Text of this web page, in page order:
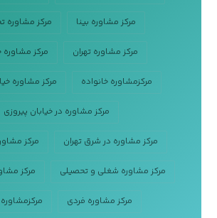
مرکز مشاوره بینا مرکز مشاوره
مرکز مشاوره تهران مرکز مشاوره
مرکزمشاوره خانواده مرکز مشاوره
مرکز مشاوره در خیابان پیروزی
مرکز مشاوره در شرق تهران مرکز
مرکز مشاوره شغلی و تحصیلی مرکز
مرکز مشاوره فردی